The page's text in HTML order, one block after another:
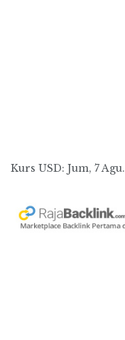
Kurs USD: Jum, 7 Agu.